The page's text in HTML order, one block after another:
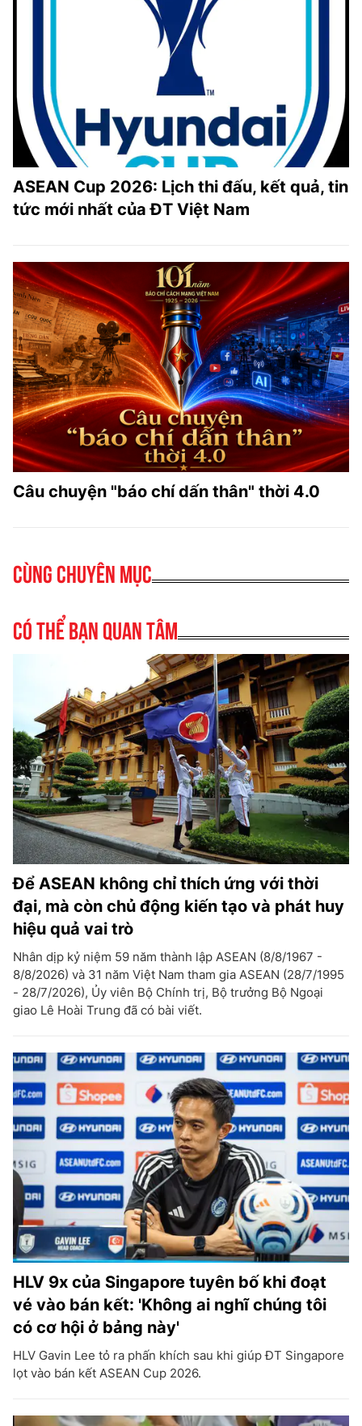
ASEAN Cup 2026: Lịch thi đấu, kết quả, tin
tức mới nhất của ĐT Việt Nam
Câu chuyện "báo chí dấn thân" thời 4.0
Cùng chuyên mục
Có thể bạn quan tâm
Để ASEAN không chỉ thích ứng với thời
đại, mà còn chủ động kiến tạo và phát huy
hiệu quả vai trò
Nhân dịp kỷ niệm 59 năm thành lập ASEAN (8/8/1967 -
8/8/2026) và 31 năm Việt Nam tham gia ASEAN (28/7/1995
- 28/7/2026), Ủy viên Bộ Chính trị, Bộ trưởng Bộ Ngoại
giao Lê Hoài Trung đã có bài viết.
HLV 9x của Singapore tuyên bố khi đoạt
vé vào bán kết: 'Không ai nghĩ chúng tôi
có cơ hội ở bảng này'
HLV Gavin Lee tỏ ra phấn khích sau khi giúp ĐT Singapore
lọt vào bán kết ASEAN Cup 2026.